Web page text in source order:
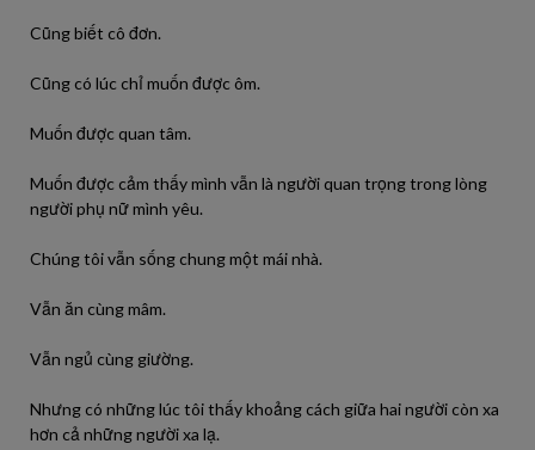
Cũng biết cô đơn.
Cũng có lúc chỉ muốn được ôm.
Muốn được quan tâm.
Muốn được cảm thấy mình vẫn là người quan trọng trong lòng
người phụ nữ mình yêu.
Chúng tôi vẫn sống chung một mái nhà.
Vẫn ăn cùng mâm.
Vẫn ngủ cùng giường.
Nhưng có những lúc tôi thấy khoảng cách giữa hai người còn xa
hơn cả những người xa lạ.